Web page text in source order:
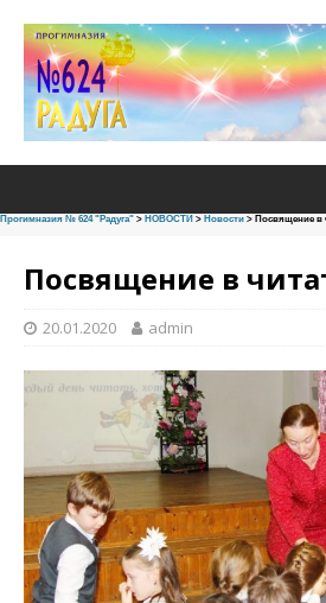
Прогимназия № 624 "Радуга" > НОВОСТИ > Новости > Посвящение в
Посвящение в
20.01.2020 admin